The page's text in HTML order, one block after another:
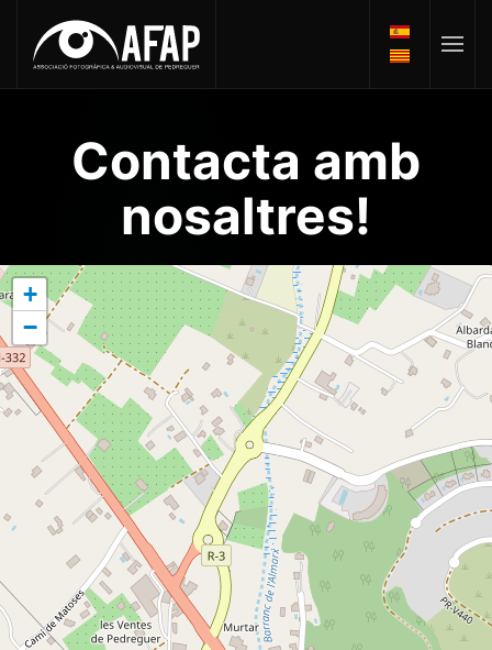
Contacta amb
nosaltres!
+
−